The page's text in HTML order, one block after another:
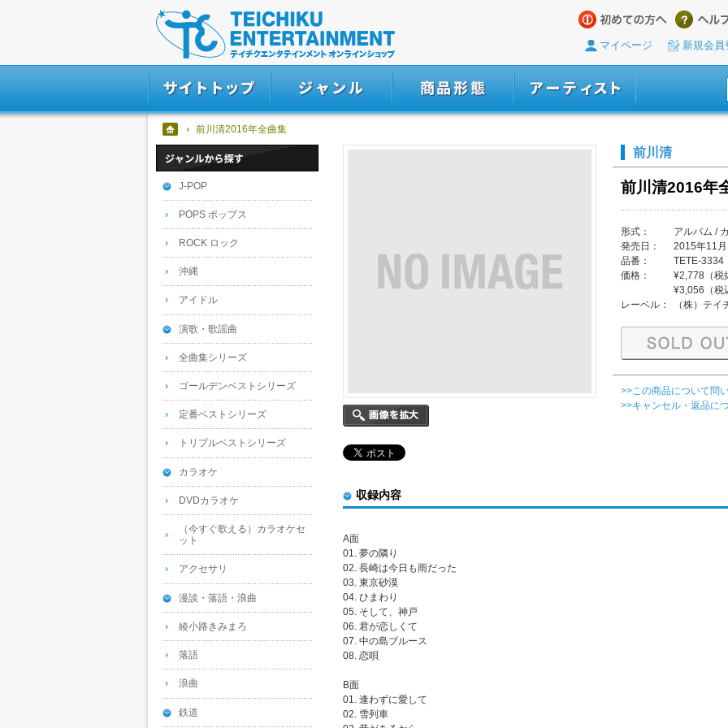
マイページ 新規会員
前川清2016年全曲集
前川清
前川清2016年
形式：
アルバム /
発売日：
2015年11月
品番：
TETE-3334
価格：
¥2,778（税
¥3,056（税
レーベル：
（株）テ
>>この商品について問
>>キャンセル・返品に
収録内容
A面
01. 夢の隣り
02. 長崎は今日も雨だった
03. 東京砂漠
04. ひまわり
05. そして、神戸
06. 君が恋しくて
07. 中の島ブルース
08. 恋唄
B面
01. 逢わずに愛して
02. 雪列車
J-POP
POPS ポップス
ROCK ロック
沖縄
アイドル
演歌・歌謡曲
全曲集シリーズ
ゴールデンベストシリーズ
定番ベストシリーズ
トリプルベストシリーズ
カラオケ
DVDカラオケ
（今すぐ歌える）カラオケセ
ット
アクセサリ
漫談・落語・浪曲
綾小路きみまろ
落語
浪曲
鉄道